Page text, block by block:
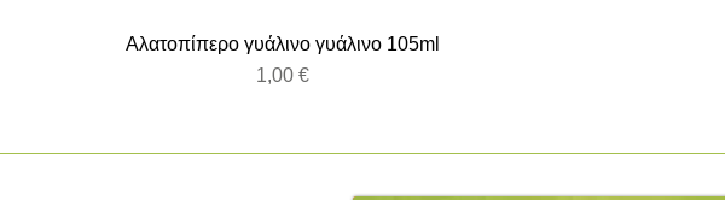
Αλατοπίπερο γυάλινο γυάλινο 105ml
Τιμή
1,00 €